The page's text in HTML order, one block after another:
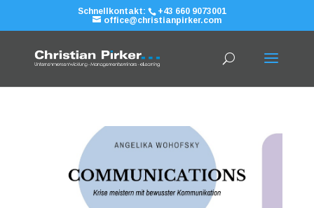
Schnellkontakt:
+43 660 9073001
office@christianpirker.com